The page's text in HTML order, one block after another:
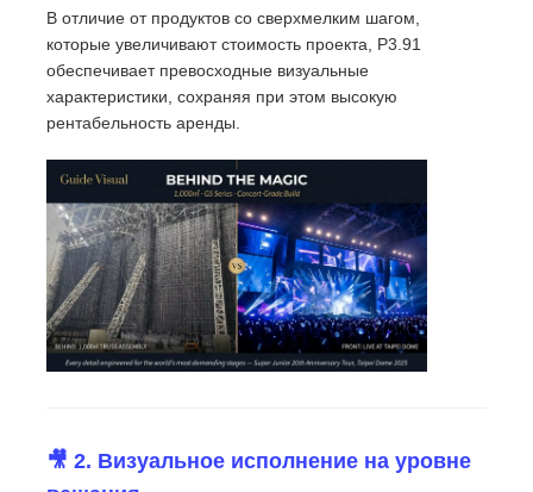
В отличие от продуктов со сверхмелким шагом,
которые увеличивают стоимость проекта, P3.91
обеспечивает превосходные визуальные
характеристики, сохраняя при этом высокую
рентабельность аренды.
🎥 2. Визуальное исполнение на уровне